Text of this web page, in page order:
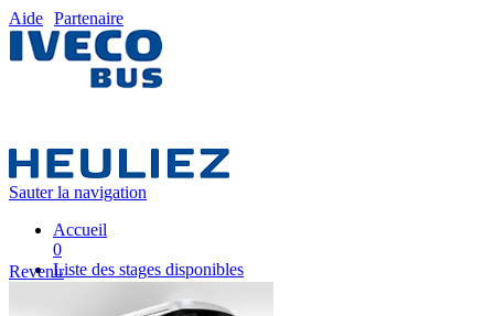
Aide Partenaire
Sauter la navigation
Accueil
0
Liste des stages disponibles
Liste des stages
Revenir